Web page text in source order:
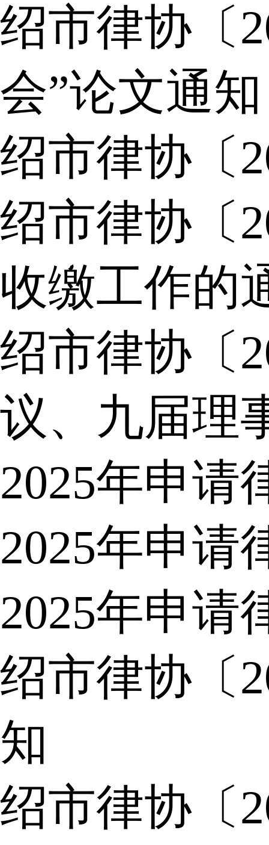
绍市律协〔
会”论文通知
绍市律协〔
绍市律协〔
收缴工作的
绍市律协〔
议、九届理
2025年申请
2025年申请
2025年申请
绍市律协〔
知
绍市律协〔